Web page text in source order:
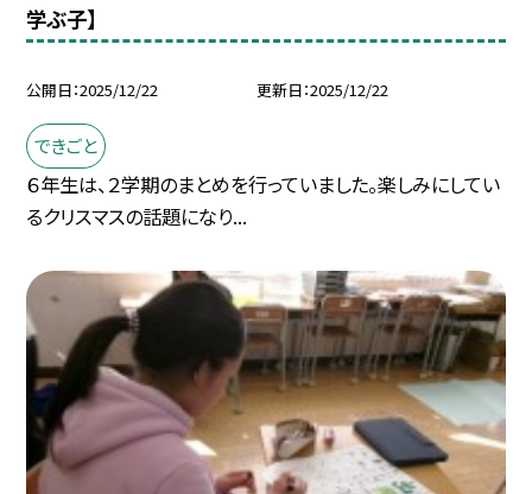
学ぶ子】
公開日 2025/12/22 更新日 2025/12/22
できごと
６年生は、２学期のまとめを行っていました。楽しみにしてい
るクリスマスの話題になり...